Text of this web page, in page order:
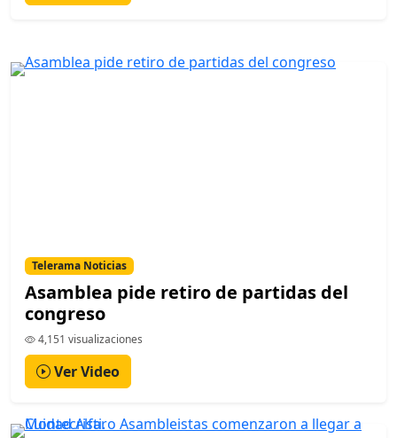
Telerama Noticias
Asamblea pide retiro de partidas del
congreso
4,151 visualizaciones
Ver Video